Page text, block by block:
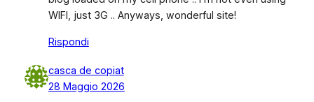
WIFI, just 3G .. Anyways, wonderful site!
Rispondi
casca de copiat
28 Maggio 2026